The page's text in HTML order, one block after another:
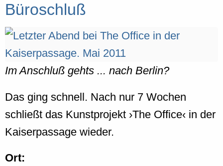
Büroschluß
Im Anschluß gehts ... nach Berlin?
Das ging schnell. Nach nur 7 Wochen
schließt das Kunstprojekt ›The Office‹ in der
Kaiserpassage wieder.
Ort: